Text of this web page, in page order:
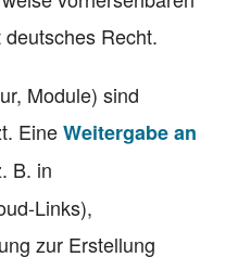
Recht.
Module) sind
EineWeitergabe an
B. in
Links),
zur Erstellung